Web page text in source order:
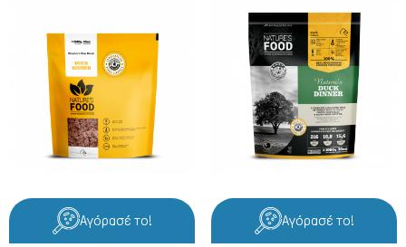
Αγόρασέ το! Αγόρασέ το!